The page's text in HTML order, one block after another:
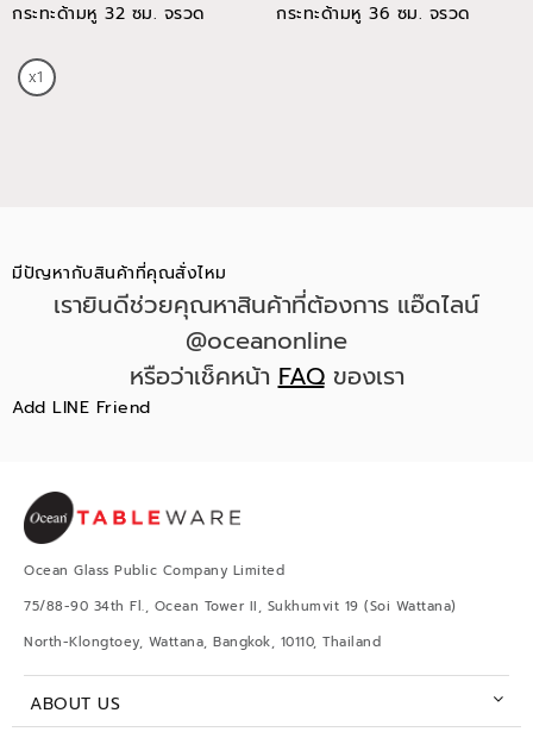
กระทะด้ามหู 32 ซม. จรวด กระทะด้ามหู 36 ซม. จรวด
มีปัญหากับสินค้าที่คุณสั่งไหม
เรายินดีช่วยคุณหาสินค้าที่ต้องการ แอ๊ดไลน์
@oceanonline
หรือว่าเช็คหน้าFAQของเรา
Add LINE Friend
Ocean Glass Public Company Limited
75/88-90 34th Fl., Ocean Tower II, Sukhumvit 19 (Soi Wattana)
North-Klongtoey, Wattana, Bangkok, 10110, Thailand
ABOUT US